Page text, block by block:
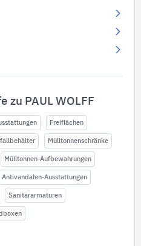
zu PAUL WOLFF
Freiflächen
Mülltonnenschränke
Mülltonnen-Aufbewahrungen
Antivandalen-Ausstattungen
Sanitärarmaturen